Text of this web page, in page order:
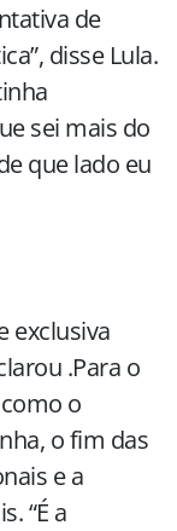
de
disse Lula.
sei mais do
que lado eu
exclusiva
.Para o
o
o fim das
e a
“É a